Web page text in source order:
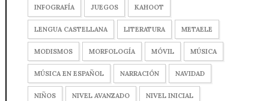
INFOGRAFÍA JUEGOS KAHOOT
LENGUA CASTELLANA LITERATURA METAELE
MODISMOS MORFOLOGÍA MÓVIL MÚSICA
MÚSICA EN ESPAÑOL NARRACIÓN NAVIDAD
NIÑOS NIVEL AVANZADO NIVEL INICIAL